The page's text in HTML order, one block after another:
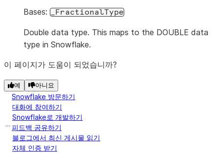
Bases: _FractionalType
Double data type. This maps to the DOUBLE data
type in Snowflake.
이 페이지가 도움이 되었습니까?
예 아니요
Snowflake 방문하기
대화에 참여하기
Snowflake로 개발하기
피드백 공유하기
블로그에서 최신 게시물 읽기
자체 인증 받기